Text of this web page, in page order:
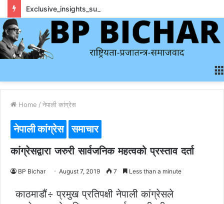
Home / नेपाली कांग्रेस
नेपाली कांग्रेस समाचार
कांग्रेसद्वारा जरुरी सार्वजनिक महत्वको प्रस्ताव दर्ता
BP Bichar August 7, 2019 7 Less than a minute
काठमाडौं÷ प्रमुख प्रतिपक्षी नेपाली कांग्रेसले